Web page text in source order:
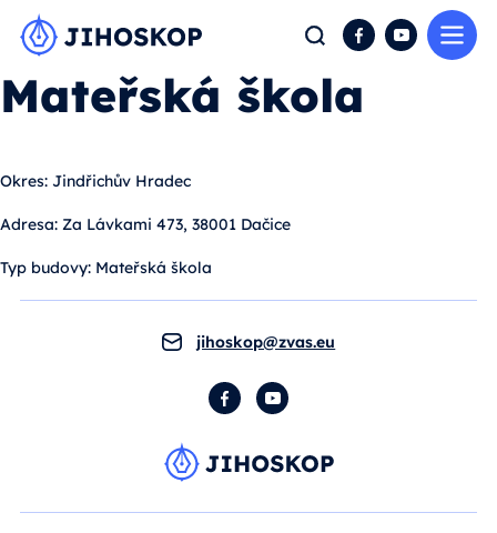
Hledat FacebookYouTube
Mateřská škola
Okres: Jindřichův Hradec
Adresa: Za Lávkami 473, 38001 Dačice
Typ budovy: Mateřská škola
jihoskop@zvas.eu
FacebookYouTube